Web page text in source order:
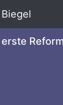
erste